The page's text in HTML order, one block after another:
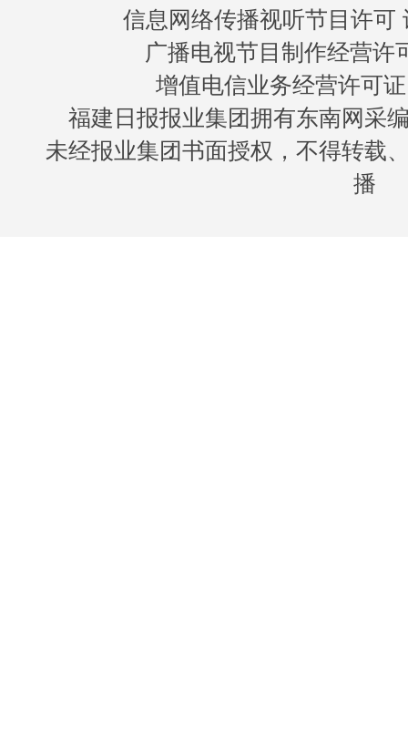
信息网络传播视听节目许可
广播电视节目制作经营许
增值电信业务经营许可
福建日报报业集团拥有东南网采
未经报业集团书面授权，不得转载
播